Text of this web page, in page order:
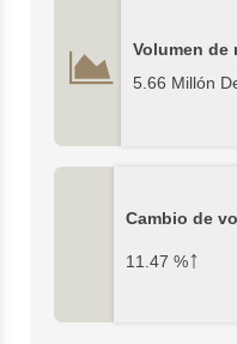
Volumen de
5.66 Millón
Cambio de
11.47 %↑